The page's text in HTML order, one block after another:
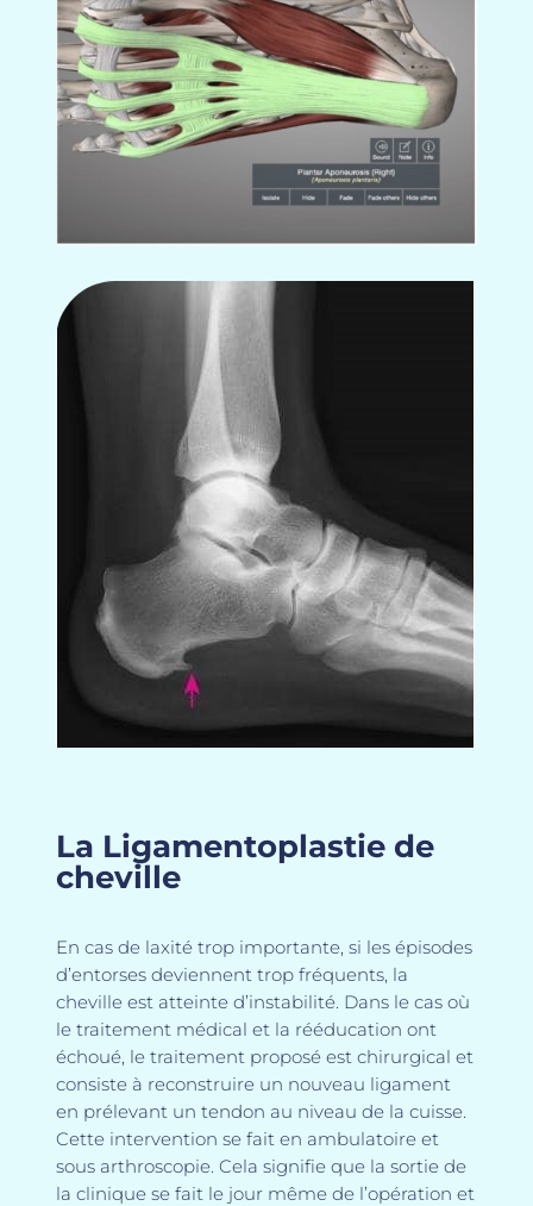
La Ligamentoplastie de
cheville
En cas de laxité trop importante, si les épisodes
d’entorses deviennent trop fréquents, la
cheville est atteinte d’instabilité. Dans le cas où
le traitement médical et la rééducation ont
échoué, le traitement proposé est chirurgical et
consiste à reconstruire un nouveau ligament
en prélevant un tendon au niveau de la cuisse.
Cette intervention se fait en ambulatoire et
sous arthroscopie. Cela signifie que la sortie de
la clinique se fait le jour même de l’opération et